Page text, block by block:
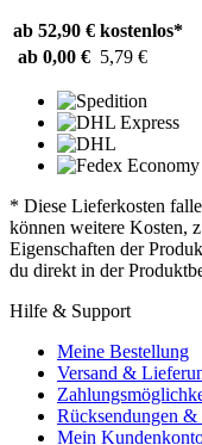
ab 52,90 € kostenlos*
ab 0,00 € 5,79 €
* Diese Lieferkosten
können weitere Kosten,
Eigenschaften der
du direkt in der
Hilfe & Support
Meine Bestellung
Versand &
Rücksendungen &
Mein